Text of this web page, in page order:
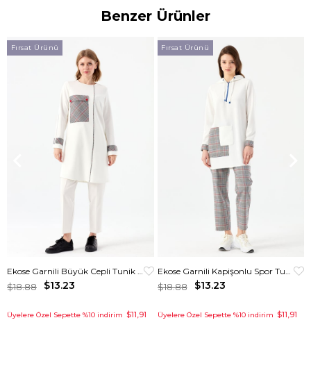
Benzer Ürünler
$13.23
$18.88
Fırsat Ürünü
Üyelere Özel Sepette %10 indirim $11,91
$13.23
$18.88
Fırsat Ürünü
Üyelere Özel Sepette %10 indirim $11,91